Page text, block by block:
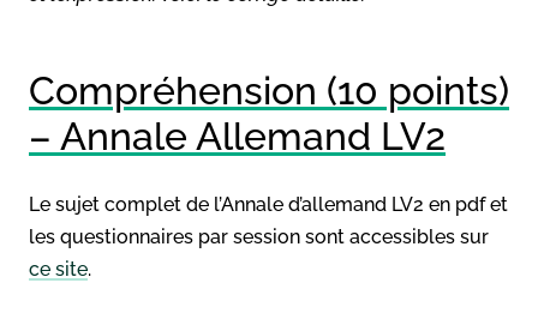
Compréhension (10 points)
– Annale Allemand LV2
Le sujet complet de l’Annale d’allemand LV2 en pdf et
les questionnaires par session sont accessibles sur
ce site.